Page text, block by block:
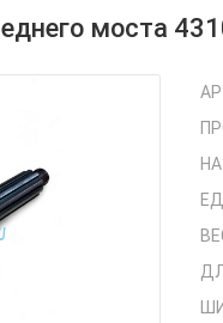
моста